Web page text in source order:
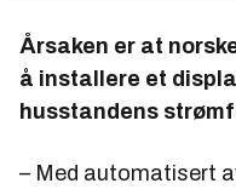
Årsaken er at
å installere et
husstandens
– Med automatisert